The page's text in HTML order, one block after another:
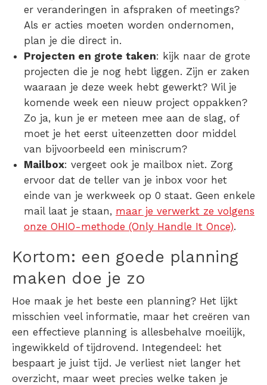
er veranderingen in afspraken of meetings?
Als er acties moeten worden ondernomen,
plan je die direct in.
Projecten en grote taken: kijk naar de grote
projecten die je nog hebt liggen. Zijn er zaken
waaraan je deze week hebt gewerkt? Wil je
komende week een nieuw project oppakken?
Zo ja, kun je er meteen mee aan de slag, of
moet je het eerst uiteenzetten door middel
van bijvoorbeeld een miniscrum?
Mailbox: vergeet ook je mailbox niet. Zorg
ervoor dat de teller van je inbox voor het
einde van je werkweek op 0 staat. Geen enkele
mail laat je staan, maar je verwerkt ze volgens
onze OHIO-methode (Only Handle It Once).
Kortom: een goede planning
maken doe je zo
Hoe maak je het beste een planning? Het lijkt
misschien veel informatie, maar het creëren van
een effectieve planning is allesbehalve moeilijk,
ingewikkeld of tijdrovend. Integendeel: het
bespaart je juist tijd. Je verliest niet langer het
overzicht, maar weet precies welke taken je